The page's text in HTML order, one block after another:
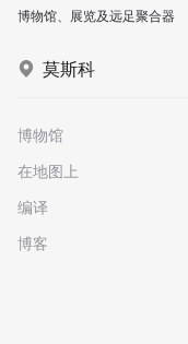
博物馆、展览及远足聚合器
莫斯科
博物馆
在地图上
编译
博客